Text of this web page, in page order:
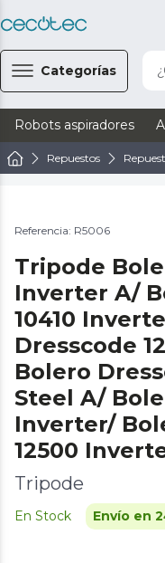
Categorías
Robots aspiradores
Repuestos
Referencia: R5006
Tripode
Inverter A/
10410
Dresscode
Bolero
Steel A/
Inverter/
12500
Tripode
En Stock Envío en